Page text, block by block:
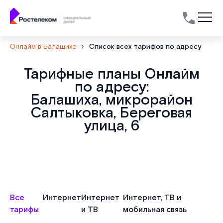
Онлайм в Балашихе › Список всех тарифов по адресу
Тарифные планы Онлайм
по адресу:
Балашиха, микрорайон
Салтыковка, Береговая
улица, 6
Все
тарифы
ИнтернетИнтернет
и ТВ
Интернет, ТВ и
мобильная связь